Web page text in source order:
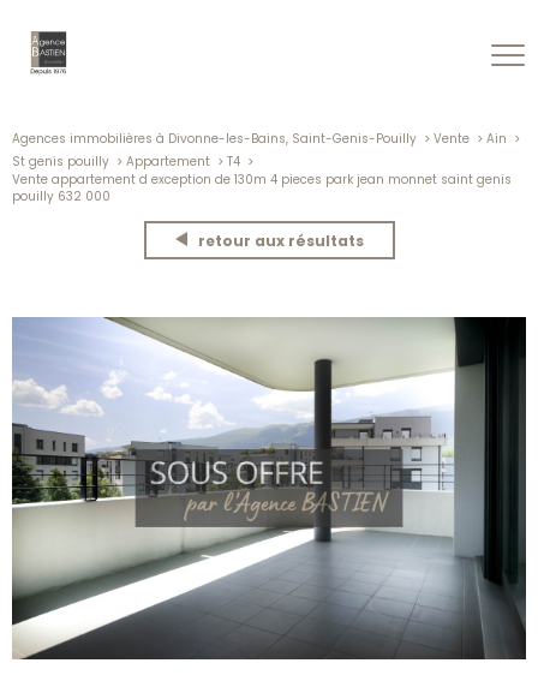
Agences immobilières à Divonne-les-Bains, Saint-Genis-Pouilly Vente
Ain
St genis pouilly
Appartement
T4
Vente appartement d exception de 130m 4 pieces park jean monnet saint genis
pouilly 632 000
retour aux résultats